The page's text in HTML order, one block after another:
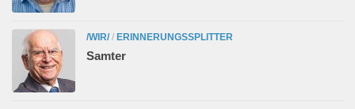
/WIR/ / ERINNERUNGSSPLITTER
Samter